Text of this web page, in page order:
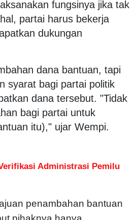
fungsinya jika tak
partai harus bekerja
dukungan
dana bantuan, tapi
syarat bagi partai politik
dana tersebut. "Tidak
bagi partai untuk
itu)," ujar Wempi.
Administrasi Pemilu
penambahan bantuan